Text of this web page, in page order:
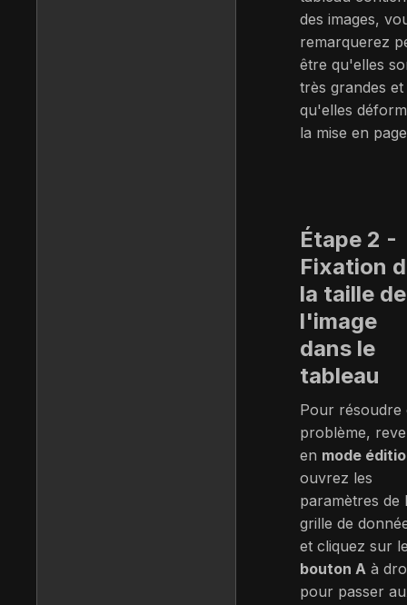
des images,
remarquerez
être qu'elles
très grandes et
qu'elles
la mise en
Étape 2 -
Fixation
la taille de
l'image
dans le
tableau
Pour résoudre
problème,
en mode
ouvrez les
paramètres de
grille de
et cliquez sur
bouton A à
pour passer